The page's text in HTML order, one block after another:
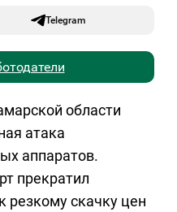
Telegram
области
атака
аппаратов.
прекратил
резкому скачку цен